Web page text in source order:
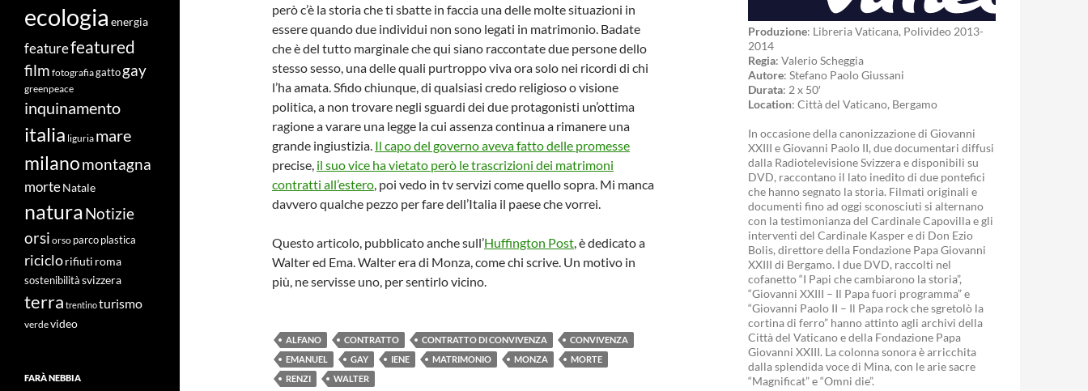
però c’è la storia che ti sbatte in faccia una delle molte situazioni in
essere quando due individui non sono legati in matrimonio. Badate
che è del tutto marginale che qui siano raccontate due persone dello
stesso sesso, una delle quali purtroppo viva ora solo nei ricordi di chi
l’ha amata. Sfido chiunque, di qualsiasi credo religioso o visione
politica, a non trovare negli sguardi dei due protagonisti un’ottima
ragione a varare una legge la cui assenza continua a rimanere una
grande ingiustizia. Il capo del governo aveva fatto delle promesse
precise, il suo vice ha vietato però le trascrizioni dei matrimoni
contratti all’estero, poi vedo in tv servizi come quello sopra. Mi manca
davvero qualche pezzo per fare dell’Italia il paese che vorrei.
Questo articolo, pubblicato anche sull’Huffington Post, è dedicato a
Walter ed Ema. Walter era di Monza, come chi scrive. Un motivo in
più, ne servisse uno, per sentirlo vicino.
ALFANO CONTRATTO CONTRATTO DI CONVIVENZA
CONVIVENZA
EMANUEL
GAY IENE MATRIMONIO MONZA
MORTE
RENZI
WALTER
Produzione: Libreria Vaticana, Polivideo 2013-
2014
Regia: Valerio Scheggia
Autore: Stefano Paolo Giussani
Durata: 2 x 50′
Location: Città del Vaticano, Bergamo
In occasione della canonizzazione di Giovanni
XXIII e Giovanni Paolo II, due documentari diffusi
dalla Radiotelevisione Svizzera e disponibili su
DVD, raccontano il lato inedito di due pontefici
che hanno segnato la storia. Filmati originali e
documenti fino ad oggi sconosciuti si alternano
con la testimonianza del Cardinale Capovilla e gli
interventi del Cardinale Kasper e di Don Ezio
Bolis, direttore della Fondazione Papa Giovanni
XXIII di Bergamo. I due DVD, raccolti nel
cofanetto “I Papi che cambiarono la storia”,
“Giovanni XXIII – Il Papa fuori programma” e
“Giovanni Paolo II – Il Papa rock che sgretolò la
cortina di ferro” hanno attinto agli archivi della
Città del Vaticano e della Fondazione Papa
Giovanni XXIII. La colonna sonora è arricchita
dalla splendida voce di Mina, con le arie sacre
“Magnificat” e “Omni die”.
ecologia energia
featurefeatured
film fotografiagatto gay
greenpeace
inquinamento
italia liguria mare
milanomontagna
morteNatale
naturaNotizie
orsi orso parco plastica
riciclorifiuti roma
sostenibilità svizzera
terra trentinoturismo
verdevideo
FARÀ NEBBIA